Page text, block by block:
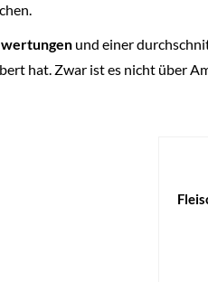
und einer
hat. Zwar ist es nicht über